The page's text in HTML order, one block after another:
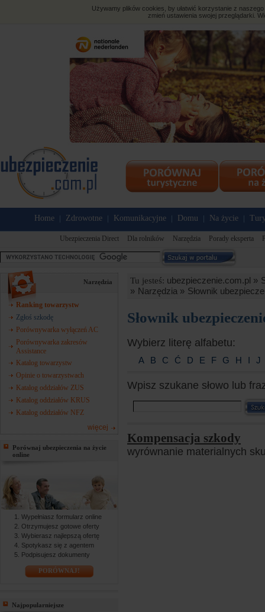
Używamy plików cookies, by ułatwić korzystanie z
zmień ustawienia swojej przeglądarki.
Home Zdrowotne Komunikacyjne Domu Na życie
Ubezpieczenia Direct Dla rolników Narzędzia Porady eksperta
Narzędzia
Ranking towarzystw
Zgłoś szkodę
Porównywarka wyłączeń AC
Porównywarka zakresów
Assistance
Katalog towarzystw
Opinie o towarzystwach
Katalog oddziałów ZUS
Katalog oddziałów KRUS
Katalog oddziałów NFZ
więcej
Porównaj ubezpieczenia na życie
online
Wypełniasz formularz online
Otrzymujesz gotowe oferty
Wybierasz najlepszą ofertę
Spotykasz się z agentem
Podpisujesz dokumenty
PORÓWNAJ!
Najpopularniejsze
Tu jesteś: ubezpieczenie.com.pl »
» Narzędzia » Słownik
Słownik
Wybierz literę alfabetu:
A B C Ć D E F G H I J
Wpisz szukane słowo lub
Kompensacja szkody
wyrównanie materialnych